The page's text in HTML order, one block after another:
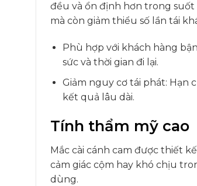
đều và ổn định hơn trong
mà còn giảm thiểu số lần tái
Phù hợp với khách hàng
sức và thời gian đi lại.
Giảm nguy cơ tái phát: Hạn
kết quả lâu dài.
Tính thẩm mỹ cao
Mắc cài cánh cam được thiết
cảm giác cộm hay khó chịu
dùng.